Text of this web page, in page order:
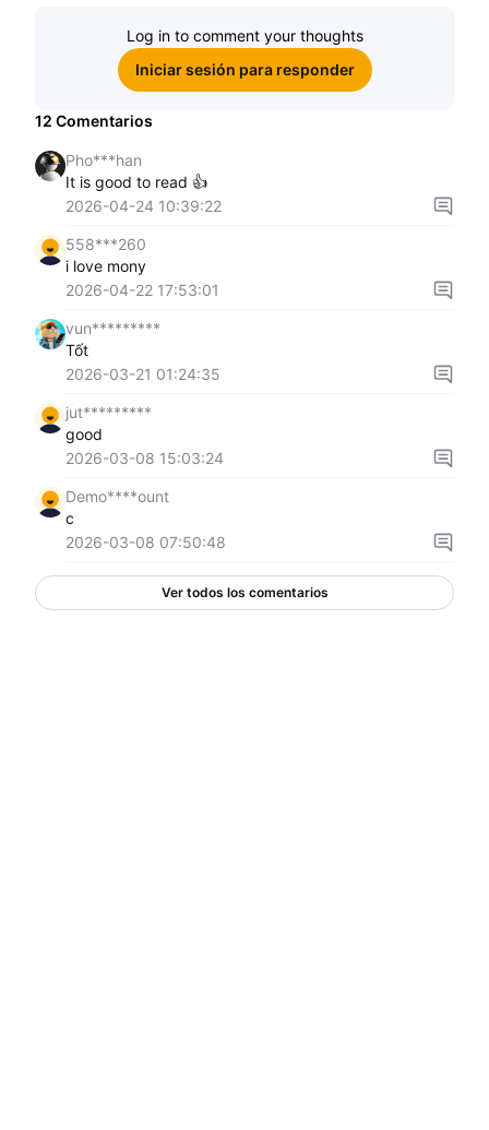
Log in to comment your thoughts
Iniciar sesión para responder
12 Comentarios
Pho***han
It is good to read 👍
2026-04-24 10:39:22
558***260
i love mony
2026-04-22 17:53:01
vun*********
Tốt
2026-03-21 01:24:35
jut*********
good
2026-03-08 15:03:24
Demo****ount
c
2026-03-08 07:50:48
Ver todos los comentarios